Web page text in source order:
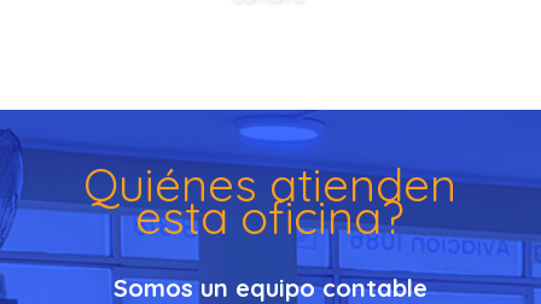
Quiénes atienden
esta oficina?
Somos un equipo contable